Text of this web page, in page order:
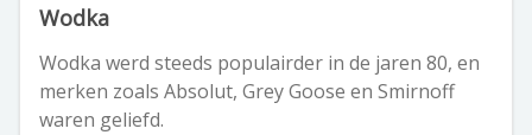
Wodka
Wodka werd steeds populairder in de jaren 80, en
merken zoals Absolut, Grey Goose en Smirnoff
waren geliefd.